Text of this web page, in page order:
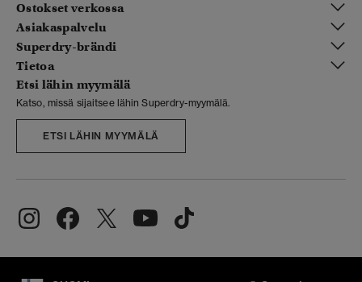
Ostokset verkossa
Asiakaspalvelu
Superdry-brändi
Tietoa
Etsi lähin myymälä
Katso, missä sijaitsee lähin Superdry-myymälä.
ETSI LÄHIN MYYMÄLÄ